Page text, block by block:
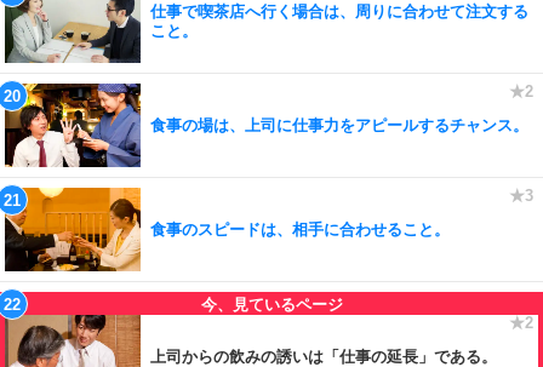
仕事で喫茶店へ行く場合は、周りに合わせて注文する
こと。
食事の場は、上司に仕事力をアピールするチャンス。
食事のスピードは、相手に合わせること。
上司からの飲みの誘いは「仕事の延長」である。